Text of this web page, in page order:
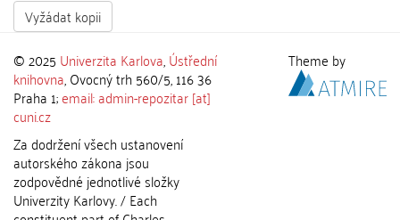
Vyžádat kopii
© 2025 Univerzita Karlova,Ústřední
knihovna, Ovocný trh 560/5, 116 36
Praha 1;email: admin-repozitar [at]
cuni.cz
Za dodržení všech ustanovení
autorského zákona jsou
zodpovědné jednotlivé složky
Univerzity Karlovy. / Each
Theme by